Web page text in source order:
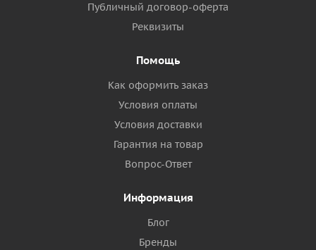
Публичный договор-оферта
Реквизиты
Помощь
Как оформить заказ
Условия оплаты
Условия доставки
Гарантия на товар
Вопрос-Ответ
Информация
Блог
Бренды